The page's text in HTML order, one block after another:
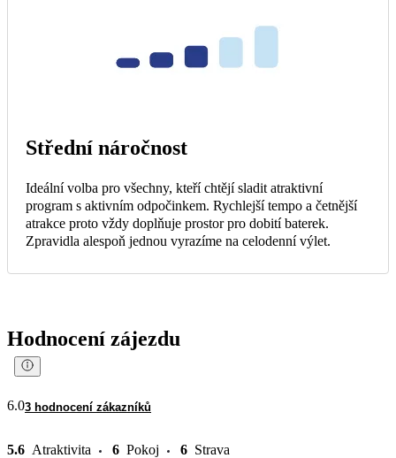
Střední náročnost
Ideální volba pro všechny, kteří chtějí sladit atraktivní
program s aktivním odpočinkem. Rychlejší tempo a četnější
atrakce proto vždy doplňuje prostor pro dobití baterek.
Zpravidla alespoň jednou vyrazíme na celodenní výlet.
Hodnocení zájezdu
6.03 hodnocení zákazníků
5.6 Atraktivita 6 Pokoj 6 Strava